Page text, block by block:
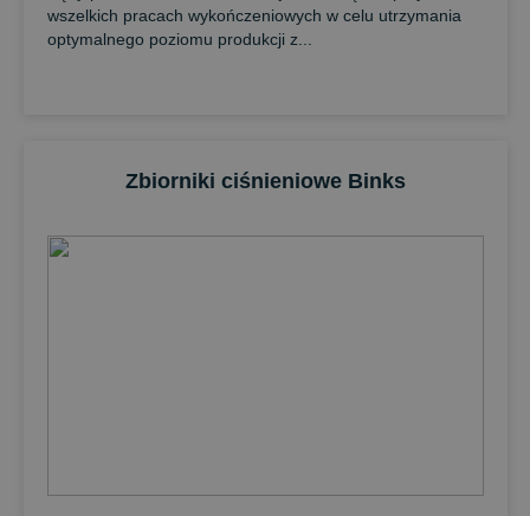
wszelkich pracach wykończeniowych w celu utrzymania
optymalnego poziomu produkcji z...
Zbiorniki ciśnieniowe Binks